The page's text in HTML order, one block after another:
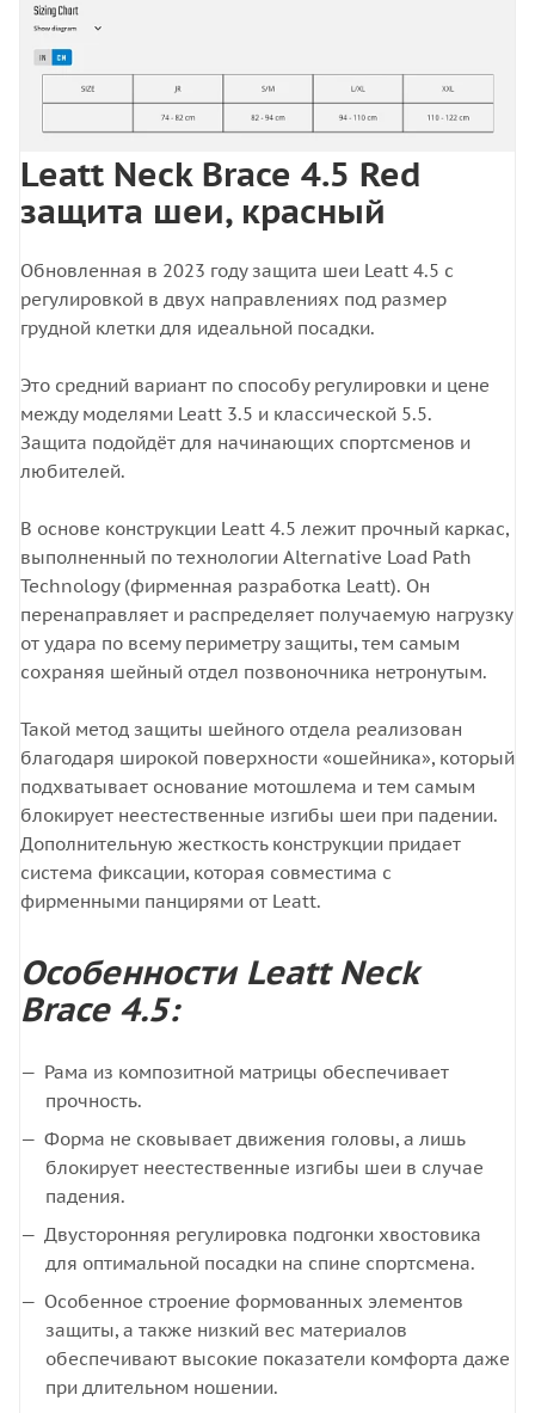
Leatt Neck Brace 4.5 Red
защита шеи, красный
Обновленная в 2023 году защита шеи Leatt 4.5 с
регулировкой в двух направлениях под размер
грудной клетки для идеальной посадки.
Это средний вариант по способу регулировки и цене
между моделями Leatt 3.5 и классической 5.5.
Защита подойдёт для начинающих спортсменов и
любителей.
В основе конструкции Leatt 4.5 лежит прочный каркас,
выполненный по технологии Alternative Load Path
Technology (фирменная разработка Leatt). Он
перенаправляет и распределяет получаемую нагрузку
от удара по всему периметру защиты, тем самым
сохраняя шейный отдел позвоночника нетронутым.
Такой метод защиты шейного отдела реализован
благодаря широкой поверхности «ошейника», который
подхватывает основание мотошлема и тем самым
блокирует неестественные изгибы шеи при падении.
Дополнительную жесткость конструкции придает
система фиксации, которая совместима с
фирменными панцирями от Leatt.
Особенности Leatt Neck
Brace 4.5:
Рама из композитной матрицы обеспечивает
прочность.
Форма не сковывает движения головы, а лишь
блокирует неестественные изгибы шеи в случае
падения.
Двусторонняя регулировка подгонки хвостовика
для оптимальной посадки на спине спортсмена.
Особенное строение формованных элементов
защиты, а также низкий вес материалов
обеспечивают высокие показатели комфорта даже
при длительном ношении.